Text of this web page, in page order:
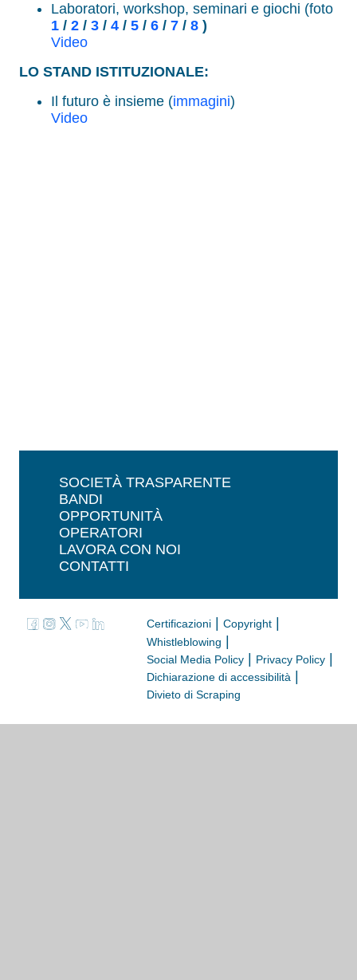
Laboratori, workshop, seminari e giochi (foto
1 / 2 / 3 / 4 / 5 / 6 / 7 / 8 )
Video
LO STAND ISTITUZIONALE:
Il futuro è insieme (immagini)
Video
SOCIETÀ TRASPARENTE
BANDI
OPPORTUNITÀ
OPERATORI
LAVORA CON NOI
CONTATTI
Certificazioni Copyright
Whistleblowing |
Social Media Policy | Privacy Policy |
Dichiarazione di accessibilità
Divieto di Scraping